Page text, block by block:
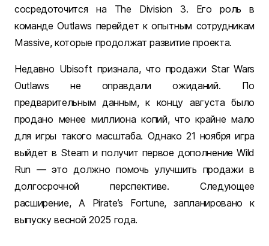
сосредоточится на The Division 3. Его роль в
команде Outlaws перейдет к опытным сотрудникам
Massive, которые продолжат развитие проекта.
Недавно Ubisoft признала, что продажи Star Wars
Outlaws не оправдали ожиданий. По
предварительным данным, к концу августа было
продано менее миллиона копий, что крайне мало
для игры такого масштаба. Однако 21 ноября игра
выйдет в Steam и получит первое дополнение Wild
Run — это должно помочь улучшить продажи в
долгосрочной перспективе. Следующее
расширение, A Pirate’s Fortune, запланировано к
выпуску весной 2025 года.